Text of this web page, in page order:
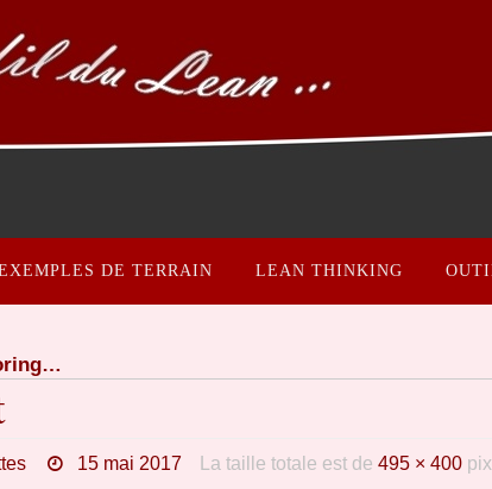
DE TERRAIN LEAN THINKING
15 mai 2017 La taille totale est de495 × 400